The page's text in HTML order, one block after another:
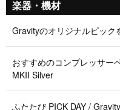
楽器・機材
Gravityのオリジナルピック
おすすめのコンプレッサー
MKII Silver
ふたたび PICK DAY /